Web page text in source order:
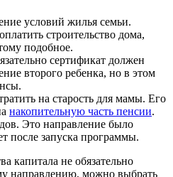
условий жилья семьи.
строительство дома,
подобное.
сертификат должен
второго ребенка, но в этом
на старость для мамы. Его
накопительную часть пенсии.
Это направление было
после запуска программы.
капитала не обязательно
направлению, можно выбрать